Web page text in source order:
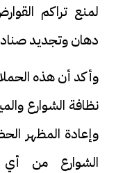
لمنع تراكم
دهان وتجديد
وأكد أن هذه
نظافة الشوارع
وإعادة المظهر
الشوارع من أي